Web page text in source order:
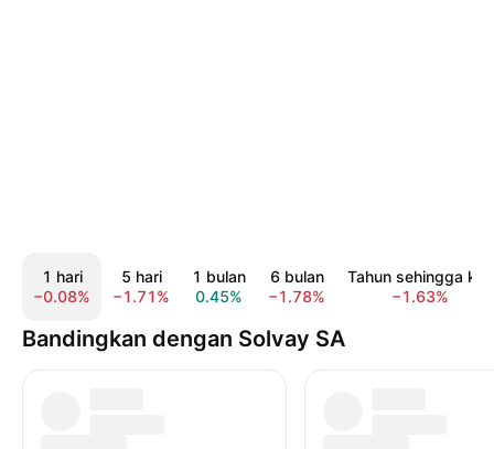
1 hari
−0.08%
5 hari
−1.71%
1 bulan
0.45%
6 bulan
−1.78%
Tahun sehingga kini
−1.63%
Bandingkan dengan Solvay SA